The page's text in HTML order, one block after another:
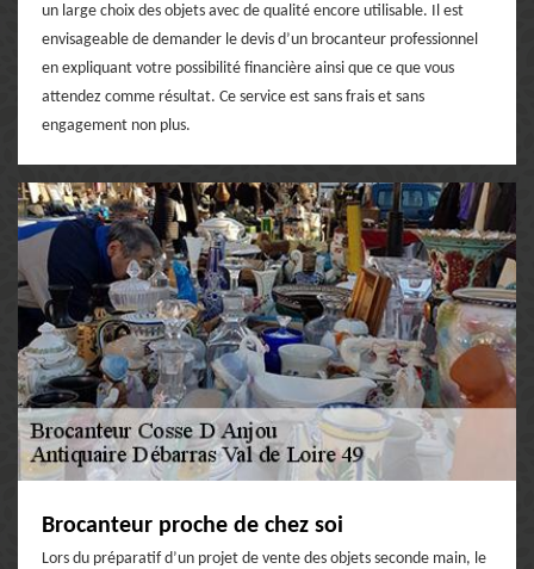
un large choix des objets avec de qualité encore utilisable. Il est
envisageable de demander le devis d’un brocanteur professionnel
en expliquant votre possibilité financière ainsi que ce que vous
attendez comme résultat. Ce service est sans frais et sans
engagement non plus.
Brocanteur proche de chez soi
Lors du préparatif d’un projet de vente des objets seconde main, le